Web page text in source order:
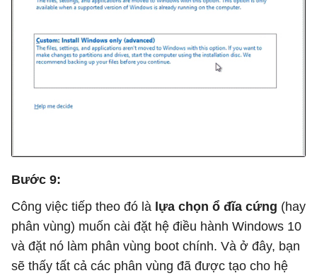
Bước 9:
Công việc tiếp theo đó là lựa chọn ổ đĩa cứng (hay
phân vùng) muốn cài đặt hệ điều hành Windows 10
và đặt nó làm phân vùng boot chính. Và ở đây, bạn
sẽ thấy tất cả các phân vùng đã được tạo cho hệ